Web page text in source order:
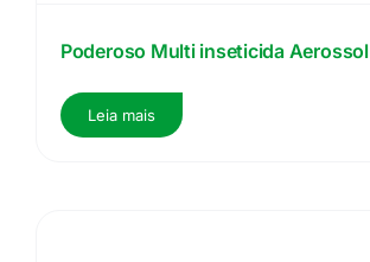
Poderoso Multi inseticida Aerossol
Leia mais